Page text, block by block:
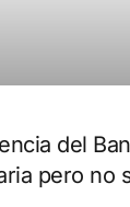
del
pero no